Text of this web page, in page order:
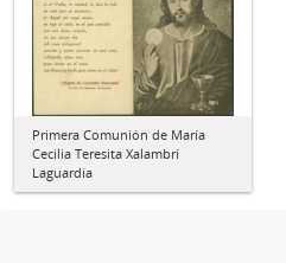
Primera Comunión de María
Cecilia Teresita Xalambrí
Laguardia